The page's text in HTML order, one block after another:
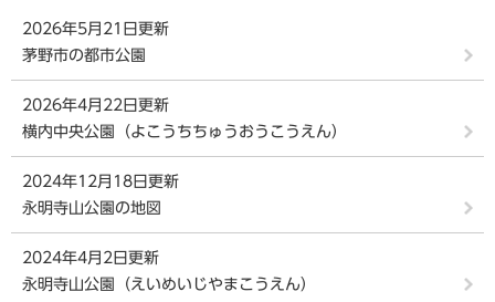
2026年5月21日更新
茅野市の都市公園
2026年4月22日更新
横内中央公園（よこうちちゅうおうこうえん）
2024年12月18日更新
永明寺山公園の地図
2024年4月2日更新
永明寺山公園（えいめいじやまこうえん）